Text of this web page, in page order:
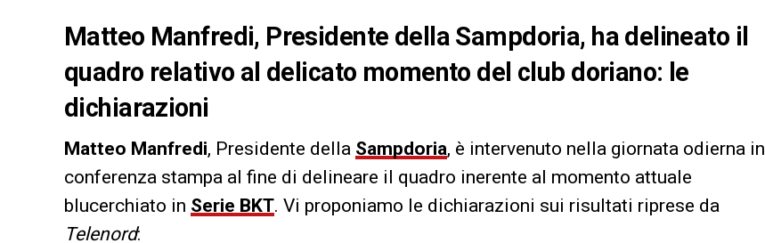
Matteo Manfredi, Presidente della Sampdoria, ha delineato il
quadro relativo al delicato momento del club doriano: le
dichiarazioni
Matteo Manfredi, Presidente della Sampdoria, è intervenuto nella giornata odierna in
conferenza stampa al fine di delineare il quadro inerente al momento attuale
blucerchiato in Serie BKT. Vi proponiamo le dichiarazioni sui risultati riprese da
Telenord: